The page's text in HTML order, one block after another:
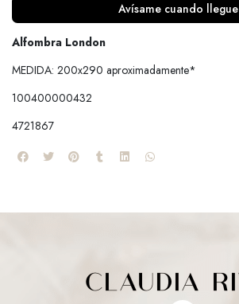
Avísame cuando llegue
Alfombra London
MEDIDA: 200x290 aproximadamente*
100400000432
4721867